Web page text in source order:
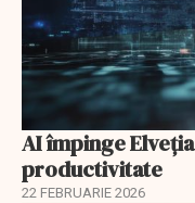
AI împinge
productivitate
22 FEBRUARIE 2026